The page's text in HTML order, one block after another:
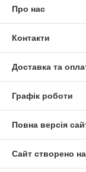
Про нас
Контакти
Доставка та
Графік роботи
Повна версія
Сайт створено